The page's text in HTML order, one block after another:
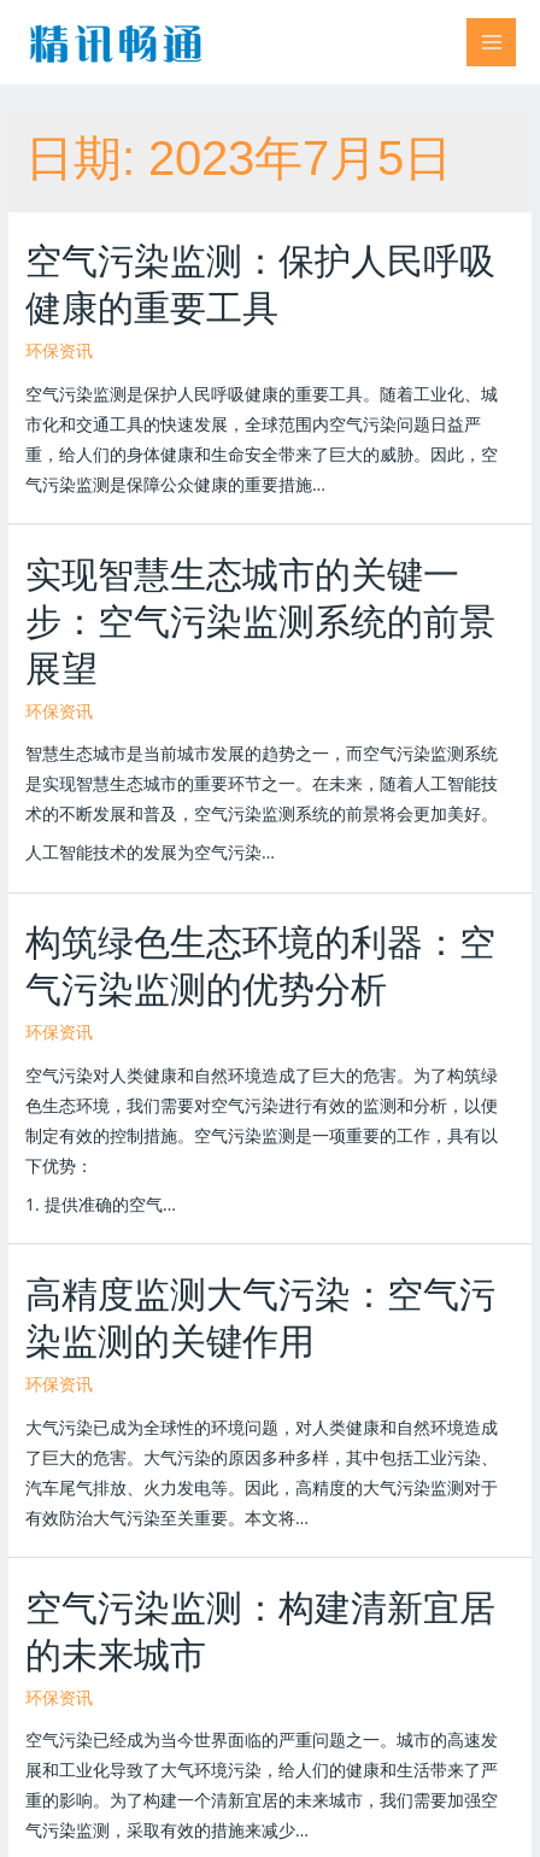
日期: 2023年7月5日
空气污染监测：保护人民呼吸
健康的重要工具
环保资讯
空气污染监测是保护人民呼吸健康的重要工具。随着工业化、城
市化和交通工具的快速发展，全球范围内空气污染问题日益严
重，给人们的身体健康和生命安全带来了巨大的威胁。因此，空
气污染监测是保障公众健康的重要措施…
实现智慧生态城市的关键一
步：空气污染监测系统的前景
展望
环保资讯
智慧生态城市是当前城市发展的趋势之一，而空气污染监测系统
是实现智慧生态城市的重要环节之一。在未来，随着人工智能技
术的不断发展和普及，空气污染监测系统的前景将会更加美好。
人工智能技术的发展为空气污染…
构筑绿色生态环境的利器：空
气污染监测的优势分析
环保资讯
空气污染对人类健康和自然环境造成了巨大的危害。为了构筑绿
色生态环境，我们需要对空气污染进行有效的监测和分析，以便
制定有效的控制措施。空气污染监测是一项重要的工作，具有以
下优势：
1. 提供准确的空气…
高精度监测大气污染：空气污
染监测的关键作用
环保资讯
大气污染已成为全球性的环境问题，对人类健康和自然环境造成
了巨大的危害。大气污染的原因多种多样，其中包括工业污染、
汽车尾气排放、火力发电等。因此，高精度的大气污染监测对于
有效防治大气污染至关重要。本文将…
空气污染监测：构建清新宜居
的未来城市
环保资讯
空气污染已经成为当今世界面临的严重问题之一。城市的高速发
展和工业化导致了大气环境污染，给人们的健康和生活带来了严
重的影响。为了构建一个清新宜居的未来城市，我们需要加强空
气污染监测，采取有效的措施来减少…